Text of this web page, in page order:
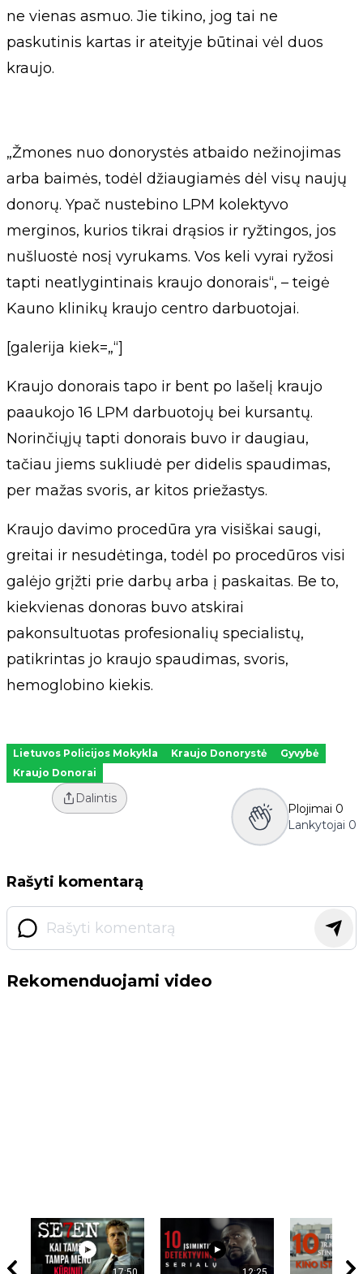
ne vienas asmuo. Jie tikino, jog tai ne
paskutinis kartas ir ateityje būtinai vėl duos
kraujo.
„Žmones nuo donorystės atbaido nežinojimas
arba baimės, todėl džiaugiamės dėl visų naujų
donorų. Ypač nustebino LPM kolektyvo
merginos, kurios tikrai drąsios ir ryžtingos, jos
nušluostė nosį vyrukams. Vos keli vyrai ryžosi
tapti neatlygintinais kraujo donorais“, – teigė
Kauno klinikų kraujo centro darbuotojai.
[galerija kiek=„“]
Kraujo donorais tapo ir bent po lašelį kraujo
paaukojo 16 LPM darbuotojų bei kursantų.
Norinčiųjų tapti donorais buvo ir daugiau,
tačiau jiems sukliudė per didelis spaudimas,
per mažas svoris, ar kitos priežastys.
Kraujo davimo procedūra yra visiškai saugi,
greitai ir nesudėtinga, todėl po procedūros visi
galėjo grįžti prie darbų arba į paskaitas. Be to,
kiekvienas donoras buvo atskirai
pakonsultuotas profesionalių specialistų,
patikrintas jo kraujo spaudimas, svoris,
hemoglobino kiekis.
Lietuvos Policijos Mokykla Kraujo Donorystė
Gyvybė
Kraujo Donorai
Dalintis
Plojimai 0
Lankytojai 0
Rašyti komentarą
Rekomenduojami video